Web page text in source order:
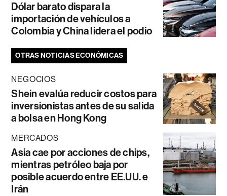
Dólar barato dispara la
importación de vehículos a
Colombia y China lidera el podio
OTRAS NOTICIAS ECONÓMICAS
NEGOCIOS
Shein evalúa reducir costos para
inversionistas antes de su salida
a bolsa en Hong Kong
MERCADOS
Asia cae por acciones de chips,
mientras petróleo baja por
posible acuerdo entre EE.UU. e
Irán